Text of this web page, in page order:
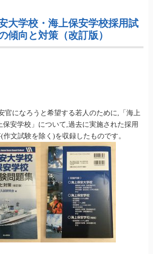
大学校・海上保安学校採用試
傾向と対策（改訂版）
官になろうと希望する若人のために,「海上
保安学校」について,過去に実施された採用
文試験を除く)を収録したものです。